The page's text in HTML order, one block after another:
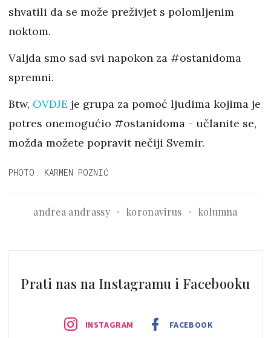
shvatili da se može preživjet s polomljenim
noktom.
Valjda smo sad svi napokon za #ostanidoma
spremni.
Btw, OVDJE je grupa za pomoć ljudima kojima je
potres onemogućio #ostanidoma - učlanite se,
možda možete popravit nečiji Svemir.
PHOTO: KARMEN POZNIĆ
andrea andrassy koronavirus kolumna
Prati nas na Instagramu i Facebooku
INSTAGRAM FACEBOOK